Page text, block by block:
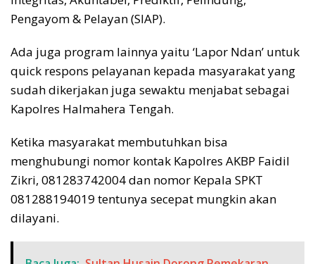
Pengayom & Pelayan (SIAP).
Ada juga program lainnya yaitu ‘Lapor Ndan’ untuk
quick respons pelayanan kepada masyarakat yang
sudah dikerjakan juga sewaktu menjabat sebagai
Kapolres Halmahera Tengah.
Ketika masyarakat membutuhkan bisa
menghubungi nomor kontak Kapolres AKBP Faidil
Zikri, 081283742004 dan nomor Kepala SPKT
081288194019 tentunya secepat mungkin akan
dilayani.